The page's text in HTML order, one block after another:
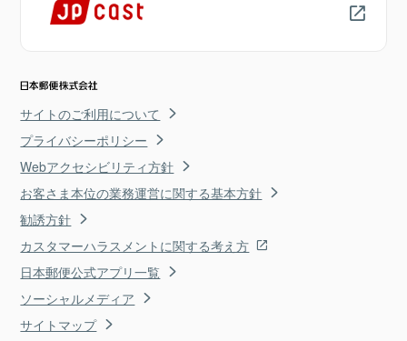
サイトのご利用について
プライバシーポリシー
Webアクセシビリティ方針
お客さま本位の業務運営に関する基本方針
勧誘方針
カスタマーハラスメントに関する考え方
日本郵便公式アプリ一覧
ソーシャルメディア
サイトマップ